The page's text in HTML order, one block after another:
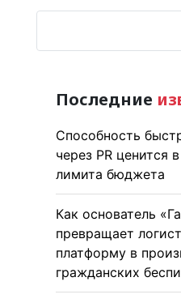
Последние
Способность
через PR ценится
лимита бюджета
Как основатель
превращает
платформу в
гражданских